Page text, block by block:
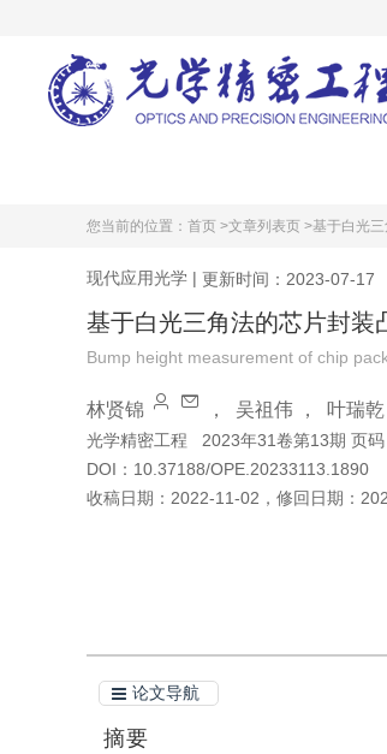
您当前的位置： 首页 >文章列表页 >基于白光
现代应用光学 | 更新时间：2023-07-17
基于白光三角法的芯片封装
Bump height measurement of chip
林贤锦 ， 吴祖伟 ， 叶瑞乾
光学精密工程
2023年31卷第13期 页
DOI： 10.37188/OPE.20233113.1890
收稿日期： 2022-11-02 ， 修回日期：
论文导航
摘要